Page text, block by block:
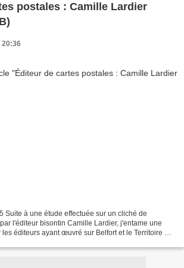
postales : Camille Lardier
20:36
Suite à une étude effectuée sur un cliché de
l'éditeur bisontin Camille Lardier, j'entame une
éditeurs ayant œuvré sur Belfort et le Territoire de